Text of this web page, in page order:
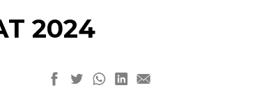
2024